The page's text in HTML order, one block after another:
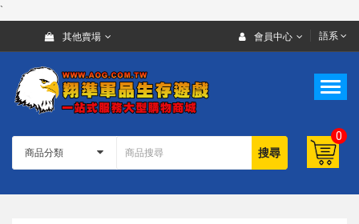
`
其他賣場 會員中心 語系
搜尋
0